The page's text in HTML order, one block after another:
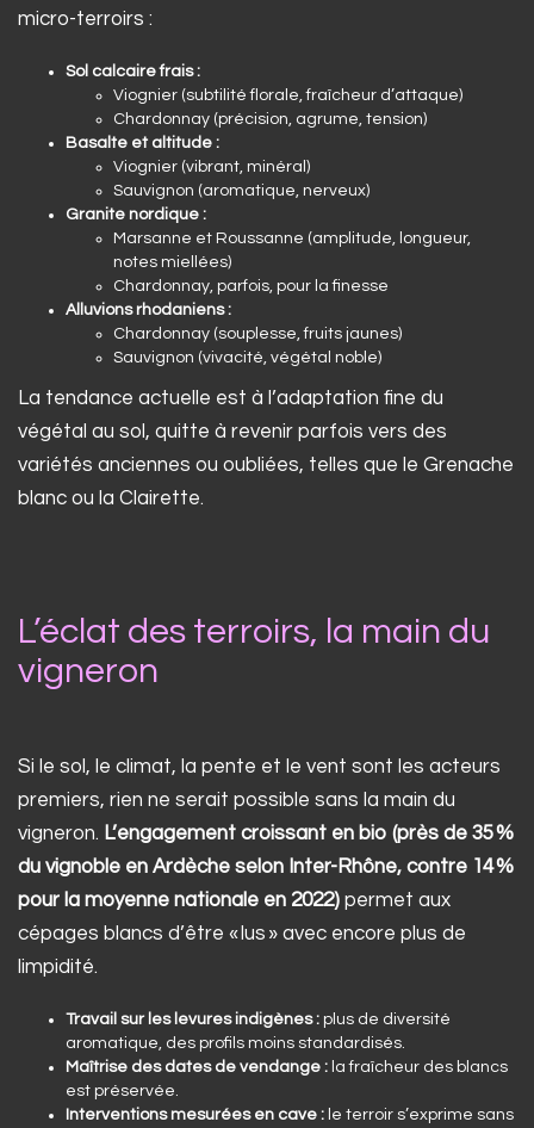
micro-terroirs :
Sol calcaire frais :
Viognier (subtilité florale, fraîcheur d’attaque)
Chardonnay (précision, agrume, tension)
Basalte et altitude :
Viognier (vibrant, minéral)
Sauvignon (aromatique, nerveux)
Granite nordique :
Marsanne et Roussanne (amplitude, longueur,
notes miellées)
Chardonnay, parfois, pour la finesse
Alluvions rhodaniens :
Chardonnay (souplesse, fruits jaunes)
Sauvignon (vivacité, végétal noble)
La tendance actuelle est à l’adaptation fine du
végétal au sol, quitte à revenir parfois vers des
variétés anciennes ou oubliées, telles que le Grenache
blanc ou la Clairette.
L’éclat des terroirs, la main du
vigneron
Si le sol, le climat, la pente et le vent sont les acteurs
premiers, rien ne serait possible sans la main du
vigneron. L’engagement croissant en bio (près de 35 %
du vignoble en Ardèche selon Inter-Rhône, contre 14 %
pour la moyenne nationale en 2022) permet aux
cépages blancs d’être « lus » avec encore plus de
limpidité.
Travail sur les levures indigènes : plus de diversité
aromatique, des profils moins standardisés.
Maîtrise des dates de vendange : la fraîcheur des blancs
est préservée.
Interventions mesurées en cave : le terroir s’exprime sans